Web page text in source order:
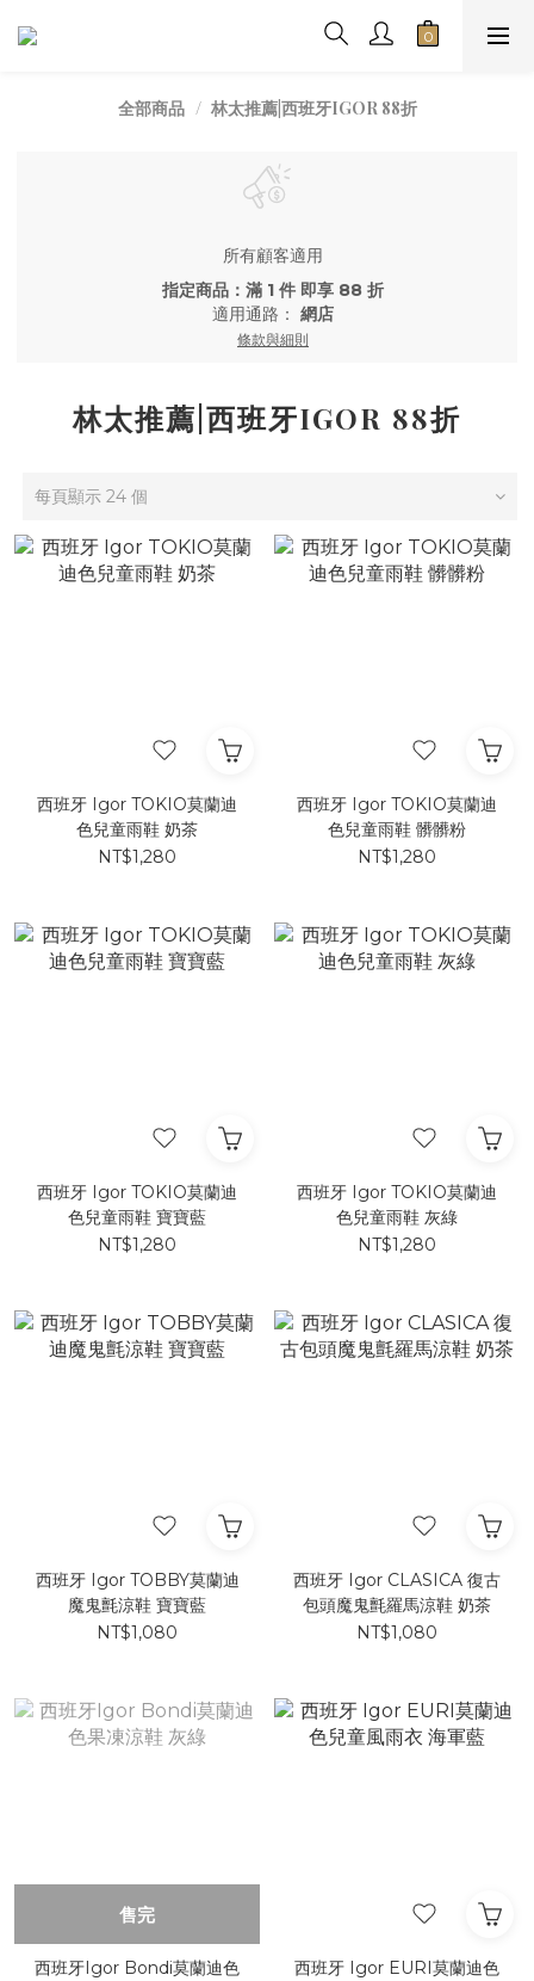
全部商品 林太推薦|西班牙IGOR 88折
所有顧客適用
指定商品：滿 1 件 即享 88 折
適用通路： 網店
條款與細則
林太推薦|西班牙IGOR 88折
每頁顯示 24 個
西班牙 Igor TOKIO莫蘭迪
色兒童雨鞋 奶茶
NT$1,280
西班牙 Igor TOKIO莫蘭迪
色兒童雨鞋 髒髒粉
NT$1,280
西班牙 Igor TOKIO莫蘭迪
色兒童雨鞋 寶寶藍
NT$1,280
西班牙 Igor TOKIO莫蘭迪
色兒童雨鞋 灰綠
NT$1,280
西班牙 Igor TOBBY莫蘭迪
魔鬼氈涼鞋 寶寶藍
NT$1,080
西班牙 Igor CLASICA 復古
包頭魔鬼氈羅馬涼鞋 奶茶
NT$1,080
售完
西班牙Igor Bondi莫蘭迪色
西班牙 Igor EURI莫蘭迪色